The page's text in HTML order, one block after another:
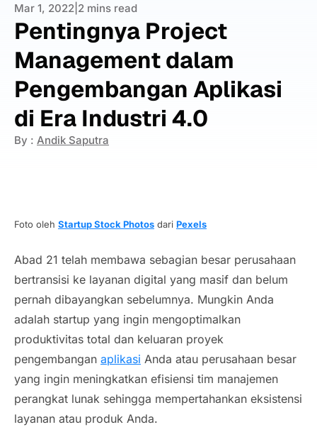
Mar 1, 2022 2 mins read
Pentingnya Project
Management dalam
Pengembangan Aplikasi
di Era Industri 4.0
By : Andik Saputra
Foto oleh Startup Stock Photos dari Pexels
Abad 21 telah membawa sebagian besar perusahaan
bertransisi ke layanan digital yang masif dan belum
pernah dibayangkan sebelumnya. Mungkin Anda
adalah startup yang ingin mengoptimalkan
produktivitas total dan keluaran proyek
pengembangan aplikasi Anda atau perusahaan besar
yang ingin meningkatkan efisiensi tim manajemen
perangkat lunak sehingga mempertahankan eksistensi
layanan atau produk Anda.